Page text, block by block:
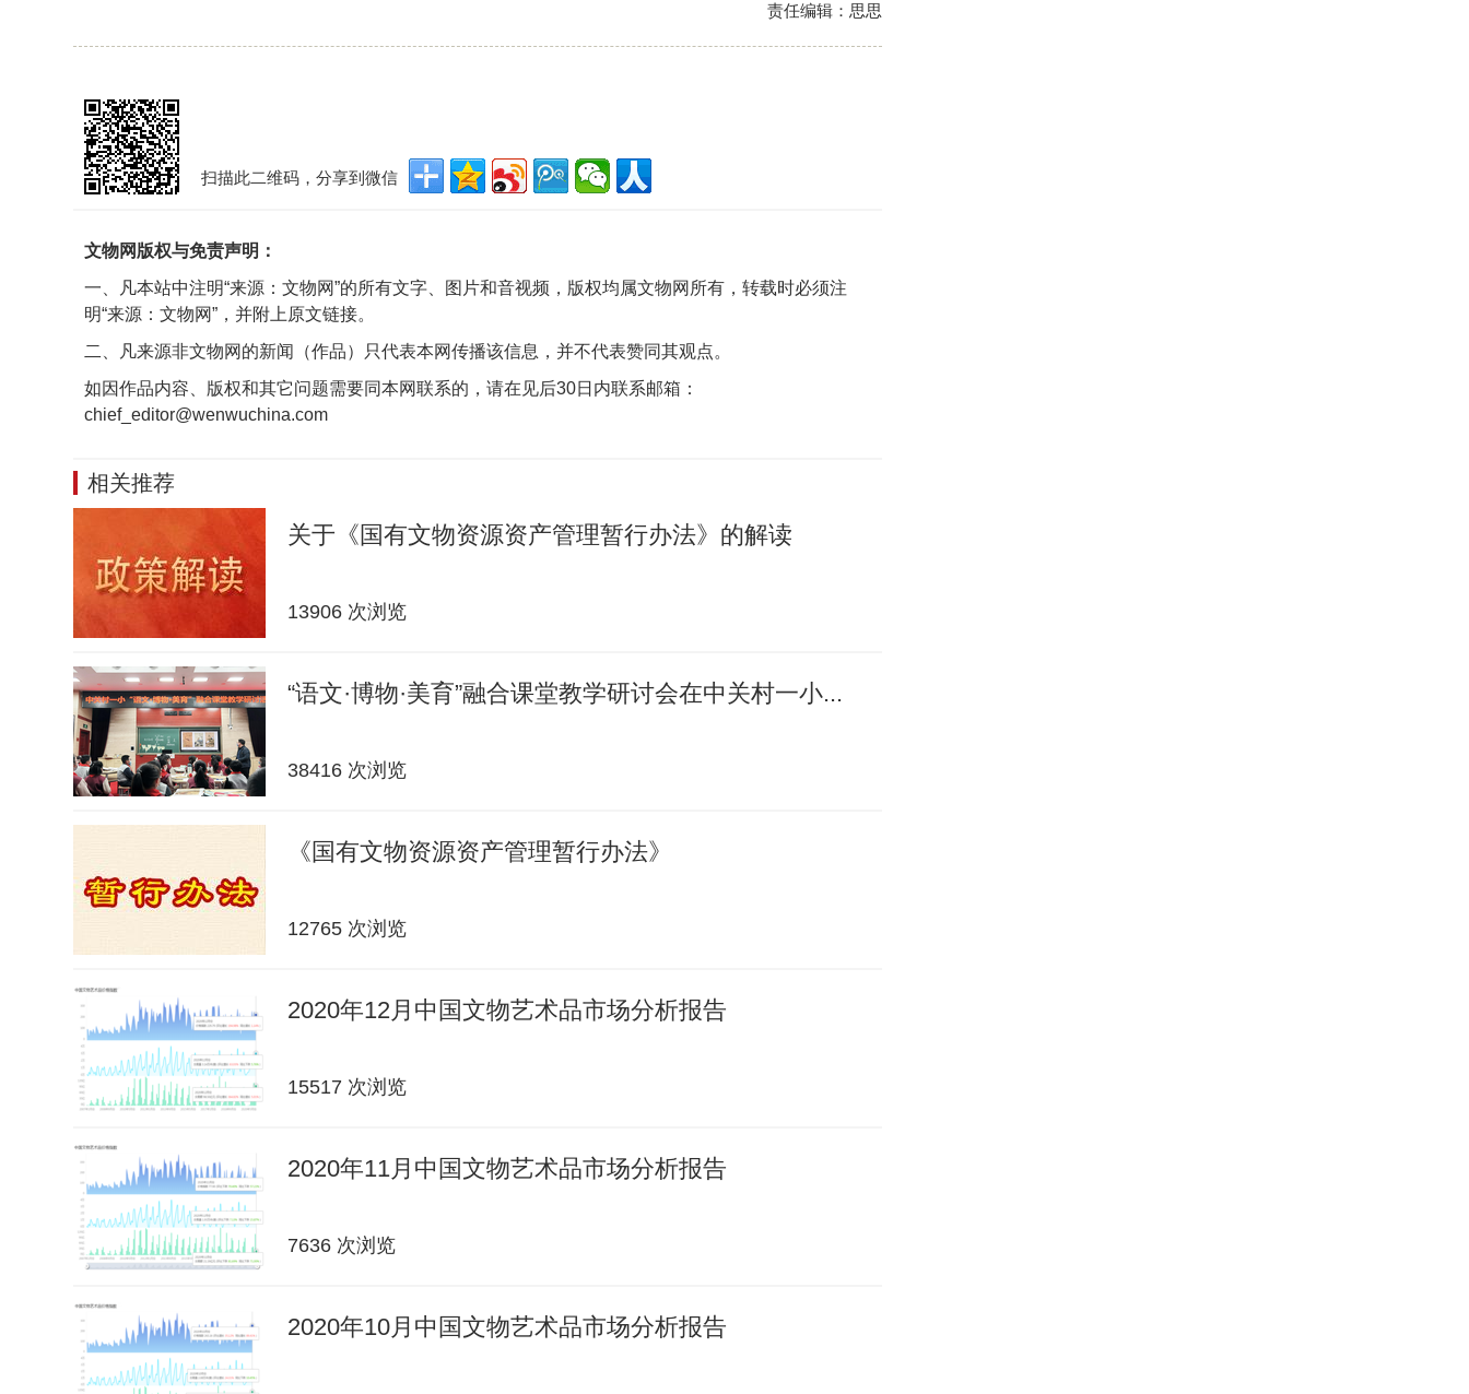
责任编辑：思思
扫描此二维码，分享到微信
文物网版权与免责声明：
一、凡本站中注明“来源：文物网”的所有文字、图片和音视频，版权均属文物网所有，转载时必须注
明“来源：文物网”，并附上原文链接。
二、凡来源非文物网的新闻（作品）只代表本网传播该信息，并不代表赞同其观点。
如因作品内容、版权和其它问题需要同本网联系的，请在见后30日内联系邮箱：
chief_editor@wenwuchina.com
相关推荐
关于《国有文物资源资产管理暂行办法》的解读
13906 次浏览
“语文·博物·美育”融合课堂教学研讨会在中关村一小...
38416 次浏览
《国有文物资源资产管理暂行办法》
12765 次浏览
2020年12月中国文物艺术品市场分析报告
15517 次浏览
2020年11月中国文物艺术品市场分析报告
7636 次浏览
2020年10月中国文物艺术品市场分析报告